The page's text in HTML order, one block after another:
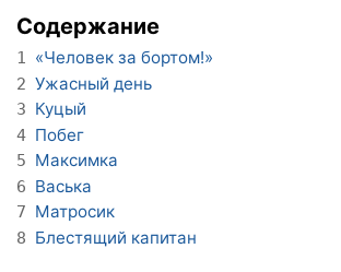
Содержание
1 «Человек за бортом!»
2 Ужасный день
3 Куцый
4 Побег
5 Максимка
6 Васька
7 Матросик
8 Блестящий капитан